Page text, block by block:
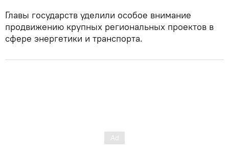
Главы государств уделили особое внимание
продвижению крупных региональных проектов в
сфере энергетики и транспорта.